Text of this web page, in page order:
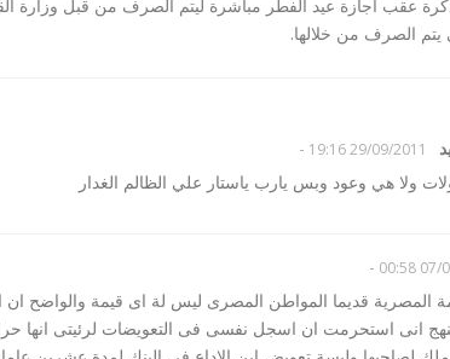
عقب اجازة عيد الفطر مباشرة ليتم الصرف من قبل وزارة
الصرف من خلالها.
29/09/2011 19:16
-
ولا هي وعود وبس يارب ياستار علي الظالم الغدار
07/
-
المصرية قديما المواطن المصرى ليس لة اى قيمة والواضح ان
انى استحرمت ان اسجل نفسى فى التعويضات لرئيتى انها
مصري في